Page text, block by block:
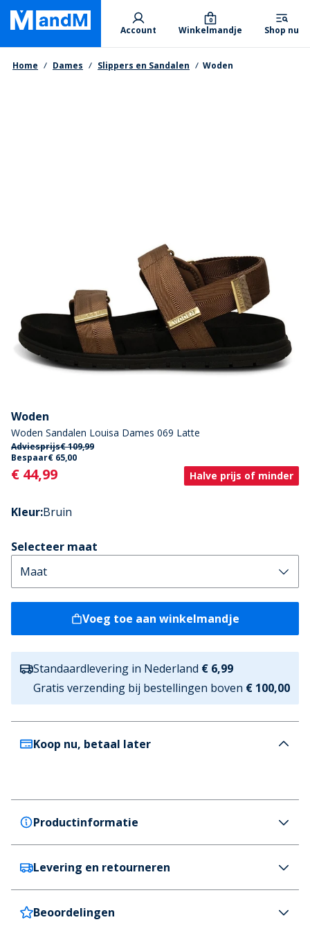
Skip
main
content
Primary departments
Account Winkelmandje
0
Shop nu
Kruimelpad
Home Dames Slippers en Sandalen Woden
Woden
Woden Sandalen Louisa Dames 069 Latte
Adviesprijs€ 109,99
Bespaar€ 65,00
Current
€ 44,99 Halve prijs of minder
Kleur:Bruin
Selecteer maat
Voeg toe aan winkelmandje
Standaardlevering in Nederland € 6,99
Gratis verzending bij bestellingen boven € 100,00
Koop nu, betaal later
Productinformatie
Woden
Woden Sandalen Louisa Dames 069 Latte
Kleur
Bruin
Levering en retourneren
Nederland
€6,99 (GRATIS vanaf €100)
Beoordelingen